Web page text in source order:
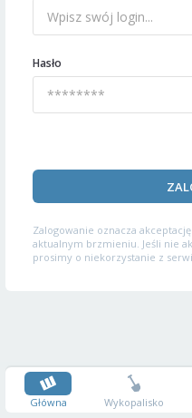
Hasło
Zalogowanie oznacza akceptację
aktualnym brzmieniu. Jeśli nie
prosimy o niekorzystanie z
Główna Wykopalisko